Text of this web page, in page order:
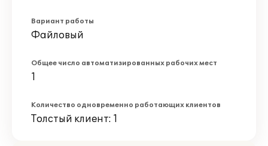
Вариант работы
Файловый
Общее число автоматизированных рабочих мест
1
Количество одновременно работающих клиентов
Толстый клиент: 1